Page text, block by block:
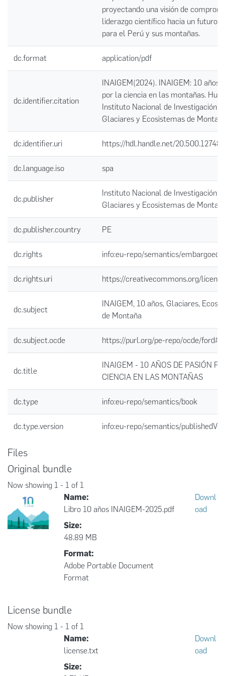
proyectando una visión de
liderazgo científico hacia un futuro
para el Perú y sus montañas.
dc.format application/pdf
dc.identifier.citation
INAIGEM(2024). INAIGEM: 10 años
por la ciencia en las montañas.
Instituto Nacional de Investigación
Glaciares y Ecosistemas de
dc.identifier.uri https://hdl.handle.net/
dc.language.iso spa
dc.publisher
Instituto Nacional de Investigación
Glaciares y Ecosistemas de
dc.publisher.country PE
dc.rights info:eu-repo/semantics/
dc.rights.uri https://creativecommons.org/
dc.subject
INAIGEM, 10 años, Glaciares,
de Montaña
dc.subject.ocde https://purl.org/pe-repo/ocde/
dc.title
INAIGEM - 10 AÑOS DE PASIÓN
CIENCIA EN LAS MONTAÑAS
dc.type info:eu-repo/semantics/book
dc.type.version info:eu-repo/semantics/
Files
Original bundle
Now showing 1 - 1 of 1
Name:
Libro 10 años INAIGEM-2025.pdf
Size:
48.89 MB
Format:
Adobe Portable Document
Format
Downl
oad
License bundle
Now showing 1 - 1 of 1
Name:
license.txt
Size:
Downl
oad